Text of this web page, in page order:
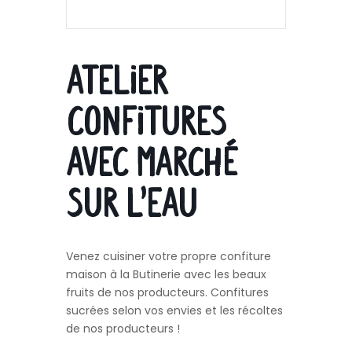
Atelier
confitures
avec Marché
Sur l’Eau
Venez cuisiner votre propre confiture
maison à la Butinerie avec les beaux
fruits de nos producteurs. Confitures
sucrées selon vos envies et les récoltes
de nos producteurs !